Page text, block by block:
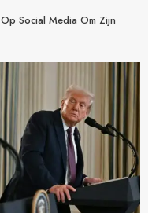
Social Media Om Zijn